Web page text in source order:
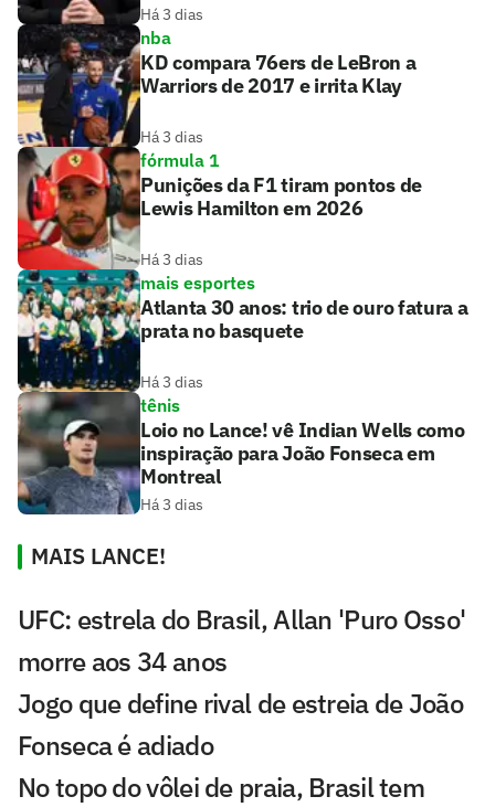
Há 3 dias
nba
KD compara 76ers de LeBron a
Warriors de 2017 e irrita Klay
Há 3 dias
fórmula 1
Punições da F1 tiram pontos de
Lewis Hamilton em 2026
Há 3 dias
mais esportes
Atlanta 30 anos: trio de ouro fatura a
prata no basquete
Há 3 dias
tênis
Loio no Lance! vê Indian Wells como
inspiração para João Fonseca em
Montreal
Há 3 dias
MAIS LANCE!
UFC: estrela do Brasil, Allan 'Puro Osso'
morre aos 34 anos
Jogo que define rival de estreia de João
Fonseca é adiado
No topo do vôlei de praia, Brasil tem